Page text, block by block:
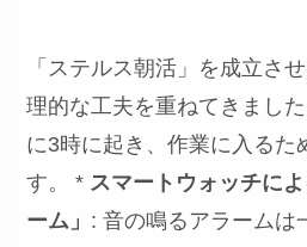
「ステルス朝活」を成立さ
理的な工夫を重ねてきまし
に3時に起き、作業に入るた
す。 * スマートウォッチに
ーム」 : 音の鳴るアラームは